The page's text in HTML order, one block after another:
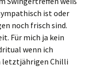
ist oder
noch frisch sind.
Für mich ja kein
wenn ich
letztjährigen Chilli